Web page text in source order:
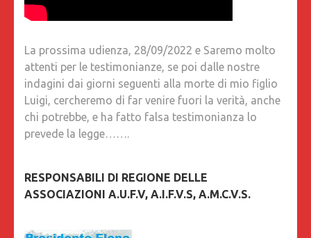
La prossima udienza, 28/09/2022 e Saremo molto
attenti per le testimonianze, se poi dalle nostre
indagini dai giorni seguenti alla morte di mio figlio
Luigi, cercheremo di far venire fuori la verità, anche
chi potrebbe, e ha fatto falsa testimonianza lo
prevede la legge…….
RESPONSABILI DI REGIONE DELLE
ASSOCIAZIONI A.U.F.V, A.I.F.V.S, A.M.C.V.S.